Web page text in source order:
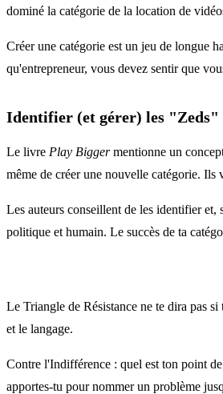
dominé la catégorie de la location de
Créer une catégorie est un jeu de longue
qu'entrepreneur, vous devez sentir que
Identifier (et gérer) les "Zeds"
Le livre Play Biggermentionne un
même de créer une nouvelle catégorie.
Les auteurs conseillent de les identifier
politique et humain. Le succès de ta
Le Triangle de Résistance ne te dira pas
et le langage.
Contre l'Indifférence : quel est ton point
apportes-tu pour nommer un problème